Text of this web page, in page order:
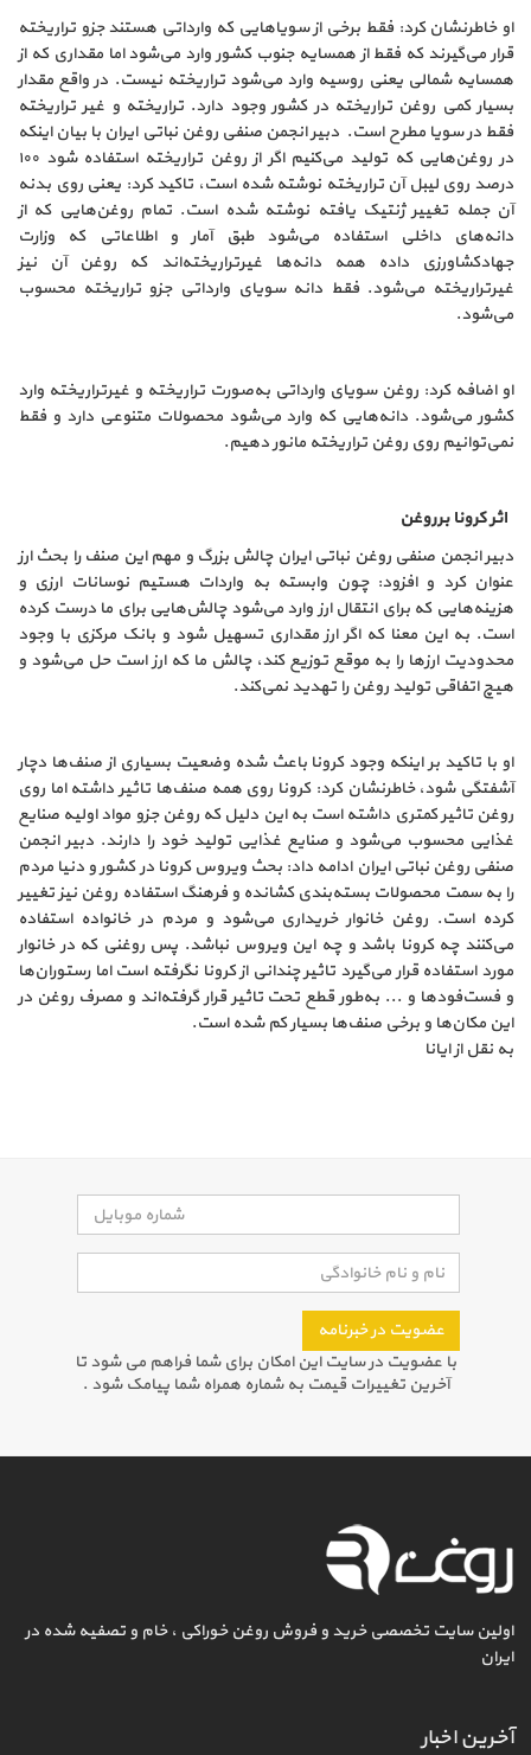
او خاطرنشان کرد: فقط برخی از سویاهایی که وارداتی هستند جزو تراریخته
قرار می‌گیرند که فقط از همسایه جنوب کشور وارد می‌شود اما مقداری که از
همسایه شمالی یعنی روسیه وارد می‌شود تراریخته نیست. در واقع مقدار
بسیار کمی روغن تراریخته در کشور وجود دارد. تراریخته و غیر تراریخته
فقط در سویا مطرح است. دبیر انجمن صنفی روغن نباتی ایران با بیان اینکه
در روغن‌هایی که تولید می‌کنیم اگر از روغن تراریخته استفاده شود ۱۰۰
درصد روی لیبل آن تراریخته نوشته شده است، تاکید کرد: یعنی روی بدنه
آن جمله تغییر ژنتیک یافته نوشته شده است. تمام روغن‌هایی که از
دانه‌های داخلی استفاده می‌شود طبق آمار و اطلاعاتی که وزارت
جهادکشاورزی داده همه دانه‌ها غیرتراریخته‌اند که روغن آن نیز
غیر‌تراریخته می‌شود. فقط دانه سویای وارداتی جزو تراریخته محسوب
می‌شود.
او اضافه کرد: روغن سویای وارداتی به‌صورت تراریخته و غیرتراریخته وارد
کشور می‌شود. دانه‌هایی که وارد می‌شود محصولات متنوعی دارد و فقط
نمی‌توانیم روی روغن تراریخته مانور دهیم.
اثر کرونا برروغن
دبیر انجمن صنفی روغن نباتی ایران چالش بزرگ و مهم این صنف را بحث ارز
عنوان کرد و افزود: چون وابسته به واردات هستیم نوسانات ارزی و
هزینه‌هایی که برای انتقال ارز وارد می‌شود چالش‌هایی برای ما درست کرده
است. به این معنا که اگر ارز مقداری تسهیل شود و بانک مرکزی با وجود
محدودیت ارزها را به موقع توزیع کند، چالش ما که ارز است حل می‌شود و
هیچ اتفاقی تولید روغن را تهدید نمی‌کند.
او با تاکید بر اینکه وجود کرونا باعث شده وضعیت بسیاری از صنف‌ها دچار
آشفتگی شود، خاطرنشان کرد: کرونا روی همه صنف‌ها تاثیر داشته اما روی
روغن تاثیر کمتری داشته است به این دلیل که روغن جزو مواد اولیه صنایع
غذایی محسوب می‌شود و صنایع غذایی تولید خود را دارند. دبیر انجمن
صنفی روغن نباتی ایران ادامه داد: بحث ویروس کرونا در کشور و دنیا مردم
را به سمت محصولات بسته‌بندی کشانده و فرهنگ استفاده روغن نیز تغییر
کرده است. روغن خانوار خریداری می‌شود و مردم در خانواده استفاده
می‌کنند چه کرونا باشد و چه این ویروس نباشد. پس روغنی که در خانوار
مورد استفاده قرار می‌گیرد تاثیر چندانی از کرونا نگرفته است اما رستوران‌ها
و فست‌فود‌ها و ... به‌طور قطع تحت تاثیر قرار گرفته‌اند و مصرف روغن در
این مکان‌ها و برخی صنف‌ها بسیار کم شده است.
به نقل از ایانا
عضویت در خبرنامه
با عضویت در سایت این امکان برای شما فراهم می شود تا
آخرین تغییرات قیمت به شماره همراه شما پیامک شود .
اولین سایت تخصصی خرید و فروش روغن خوراکی ، خام و تصفیه شده در
ایران
آخرین اخبار